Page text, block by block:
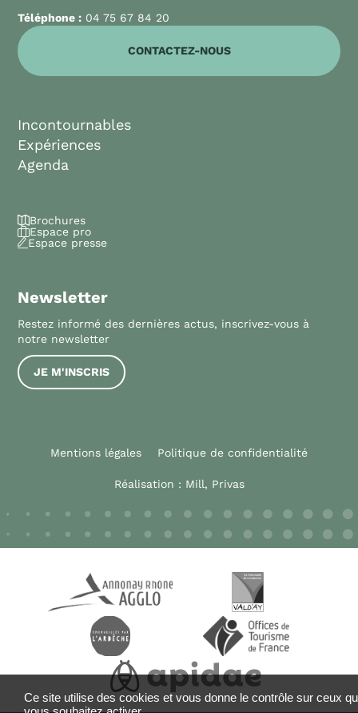
Téléphone : 04 75 67 84 20
CONTACTEZ-NOUS
Incontournables
Expériences
Agenda
Brochures
Espace pro
Espace presse
Newsletter
Restez informé des dernières actus, inscrivez-vous à
notre newsletter
JE M'INSCRIS
Mentions légales Politique de confidentialité
Réalisation : Mill, Privas
Ce site utilise des cookies et vous donne le contrôle sur ceux